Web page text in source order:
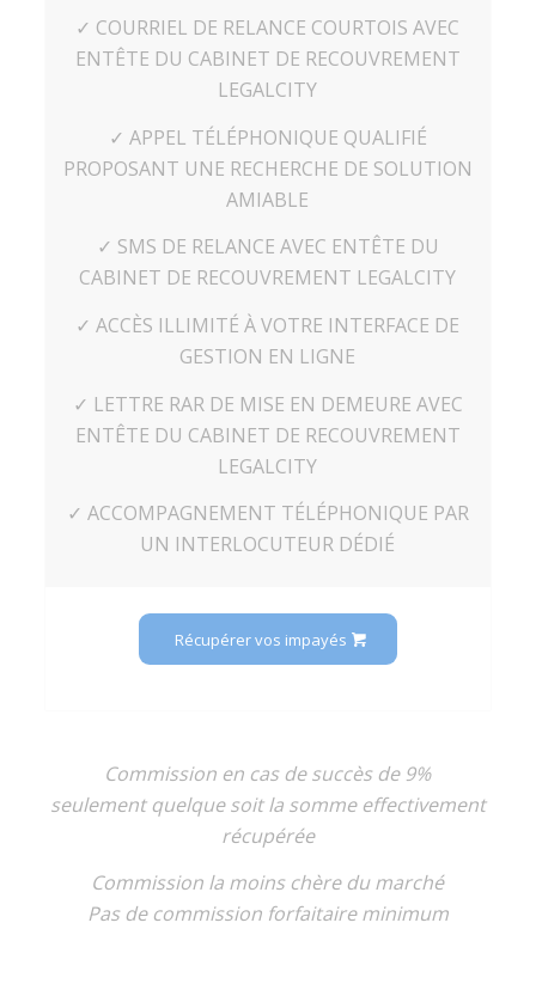
✓ COURRIEL DE RELANCE COURTOIS AVEC
ENTÊTE DU CABINET DE RECOUVREMENT
LEGALCITY
✓ APPEL TÉLÉPHONIQUE QUALIFIÉ
PROPOSANT UNE RECHERCHE DE SOLUTION
AMIABLE
✓ SMS DE RELANCE AVEC ENTÊTE DU
CABINET DE RECOUVREMENT LEGALCITY
✓ ACCÈS ILLIMITÉ À VOTRE INTERFACE DE
GESTION EN LIGNE
✓ LETTRE RAR DE MISE EN DEMEURE AVEC
ENTÊTE DU CABINET DE RECOUVREMENT
LEGALCITY
✓ ACCOMPAGNEMENT TÉLÉPHONIQUE PAR
UN INTERLOCUTEUR DÉDIÉ
Récupérer vos impayés
Commission en cas de succès de 9%
seulement quelque soit la somme effectivement
récupérée
Commission la moins chère du marché
Pas de commission forfaitaire minimum